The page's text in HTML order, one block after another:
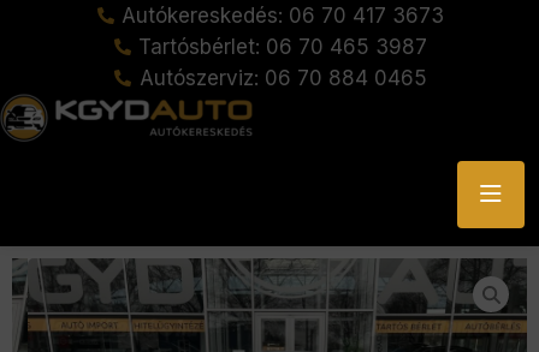
Autókereskedés: 06 70 417 3673
Tartósbérlet: 06 70 465 3987
Autószerviz: 06 70 884 0465